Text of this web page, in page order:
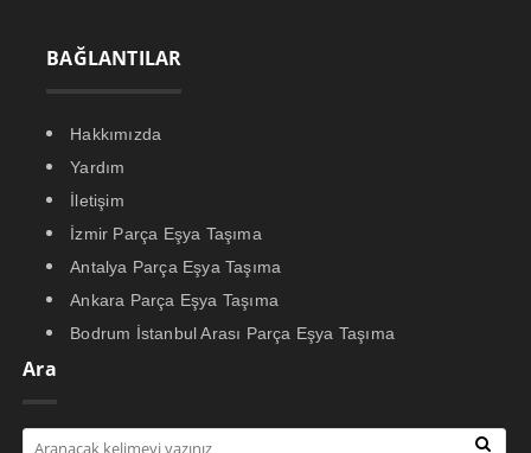
BAĞLANTILAR
Hakkımızda
Yardım
İletişim
İzmir Parça Eşya Taşıma
Antalya Parça Eşya Taşıma
Ankara Parça Eşya Taşıma
Bodrum İstanbul Arası Parça Eşya Taşıma
Ara